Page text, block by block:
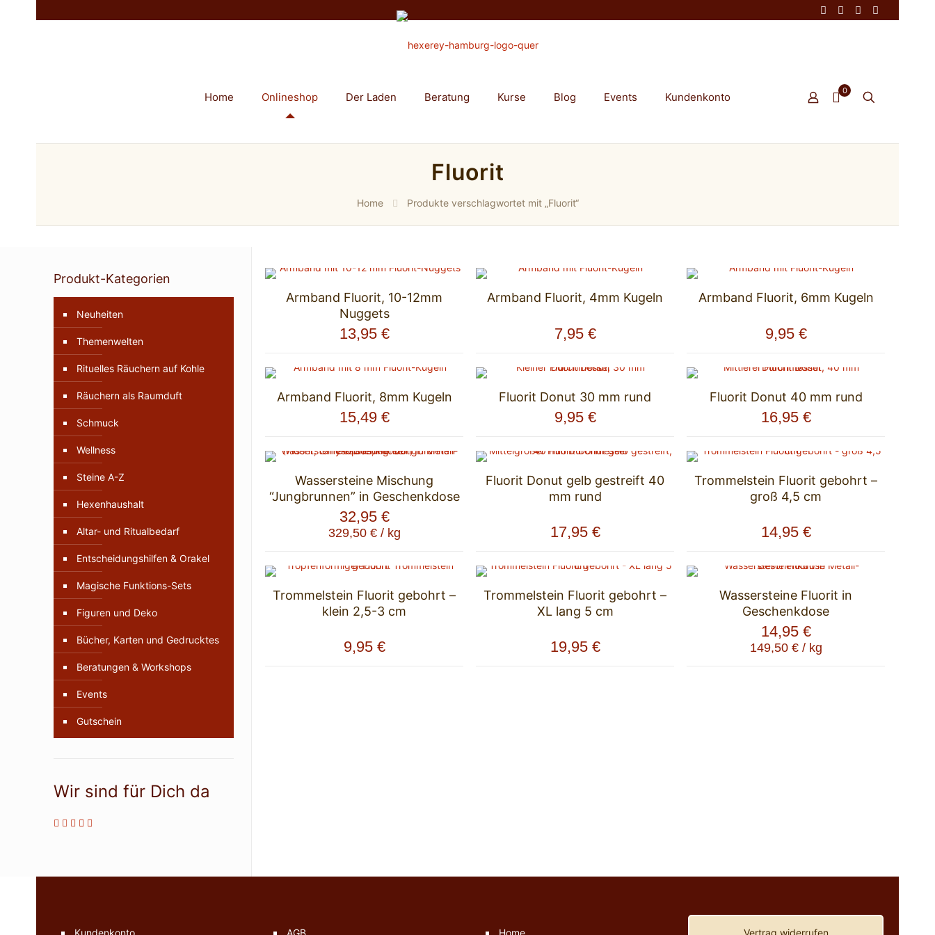
Home Onlineshop Der Laden Beratung Kurse Blog Events Kundenkonto 0
Fluorit
Home Produkte verschlagwortet mit „Fluorit“
Armband Fluorit, 10-12mm
Nuggets
13,95 €
Armband Fluorit, 4mm Kugeln
7,95 €
Armband Fluorit, 6mm Kugeln
9,95 €
Armband Fluorit, 8mm Kugeln
15,49 €
Fluorit Donut 30 mm rund
9,95 €
Fluorit Donut 40 mm rund
16,95 €
Wassersteine Mischung
“Jungbrunnen” in Geschenkdose
32,95 €
329,50 €/ kg
Fluorit Donut gelb gestreift 40
mm rund
17,95 €
Trommelstein Fluorit gebohrt –
groß 4,5 cm
14,95 €
Trommelstein Fluorit gebohrt –
klein 2,5-3 cm
9,95 €
Trommelstein Fluorit gebohrt –
XL lang 5 cm
19,95 €
Wassersteine Fluorit in
Geschenkdose
14,95 €
149,50 €/ kg
Produkt-Kategorien
Neuheiten
Themenwelten
Rituelles Räuchern auf Kohle
Räuchern als Raumduft
Schmuck
Wellness
Steine A-Z
Hexenhaushalt
Altar- und Ritualbedarf
Entscheidungshilfen & Orakel
Magische Funktions-Sets
Figuren und Deko
Bücher, Karten und Gedrucktes
Beratungen & Workshops
Events
Gutschein
Wir sind für Dich da